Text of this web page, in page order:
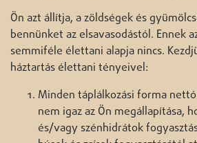
Ön azt állítja, a zöldségek és
bennünket az elsavasodástól. Ennek
semmiféle élettani alapja nincs.
háztartás élettani tényeivel:
Minden táplálkozási forma
nem igaz az Ön megállapítása,
és/vagy szénhidrátok